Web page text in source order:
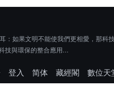
：如果文明不能使我們更相愛，那科
技與環保的整合應用...
登入 简体 藏經閣
數位天